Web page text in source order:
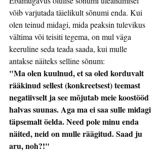
võib varjutada täielikult sõnumi enda. Kui
olen teinud midagi, mida peaksin tulevikus
vältima või teisiti tegema, on mul väga
keeruline seda teada saada, kui mulle
antakse näiteks selline sõnum:
"Ma olen kuulnud, et sa oled korduvalt
rääkinud sellest (konkreetsest) teemast
negatiivselt ja see mõjutab meie koostööd
halvas suunas. Aga ma ei saa sulle midagi
täpsemalt öelda. Need pole minu enda
näited, neid on mulle räägitud. Saad ju
aru, noh?!"